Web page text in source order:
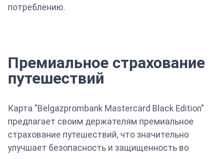
потреблению.
Премиальное страхование
путешествий
Карта "Belgazprombank Mastercard Black Edition"
предлагает своим держателям премиальное
страхование путешествий, что значительно
улучшает безопасность и защищенность во